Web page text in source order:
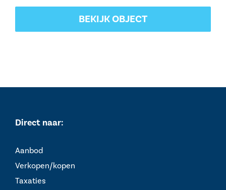
BEKIJK OBJECT
Direct naar:
Aanbod
Verkopen/kopen
Taxaties